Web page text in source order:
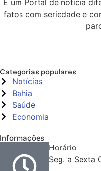
É um Portal de notícia
fatos com seriedade e
Categorias populares
Notícias
Bahia
Saúde
Economia
Informações
Horário
Seg. a Sexta